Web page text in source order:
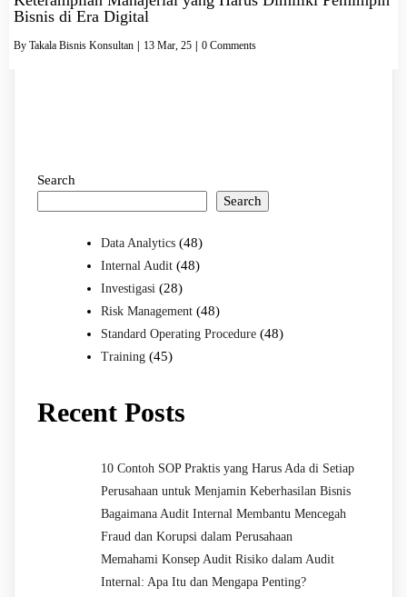
Bisnis di Era Digital
By Takala Bisnis Konsultan | 13 Mar, 25 | 0 Comments
Search
Search
Data Analytics (48)
Internal Audit (48)
Investigasi (28)
Risk Management (48)
Standard Operating Procedure (48)
Training (45)
Recent Posts
10 Contoh SOP Praktis yang Harus Ada di Setiap
Perusahaan untuk Menjamin Keberhasilan Bisnis
Bagaimana Audit Internal Membantu Mencegah
Fraud dan Korupsi dalam Perusahaan
Memahami Konsep Audit Risiko dalam Audit
Internal: Apa Itu dan Mengapa Penting?